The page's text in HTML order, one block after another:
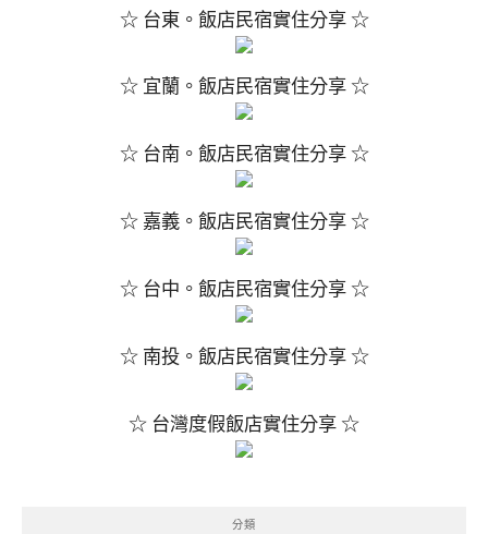
☆ 台東。飯店民宿實住分享 ☆
☆ 宜蘭。飯店民宿實住分享 ☆
☆ 台南。飯店民宿實住分享 ☆
☆ 嘉義。飯店民宿實住分享 ☆
☆ 台中。飯店民宿實住分享 ☆
☆ 南投。飯店民宿實住分享 ☆
☆ 台灣度假飯店實住分享 ☆
分類